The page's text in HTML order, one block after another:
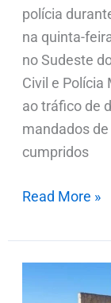
polícia
na quinta-
no Sudeste
Civil e
ao tráfico de
mandados
cumpridos
Read More »
denuncia